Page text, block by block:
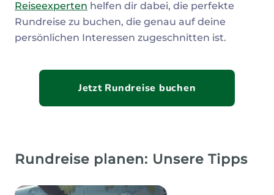
Reiseexperten helfen dir dabei, die perfekte
Rundreise zu buchen, die genau auf deine
persönlichen Interessen zugeschnitten ist.
Jetzt Rundreise buchen
Rundreise planen: Unsere Tipps